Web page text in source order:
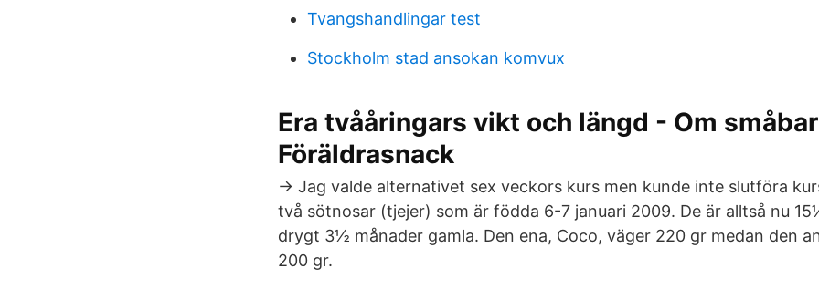
Tvangshandlingar test
Stockholm stad ansokan komvux
Era tvååringars vikt och längd - Om
Föräldrasnack
→ Jag valde alternativet sex veckors kurs men kunde inte slutföra
två sötnosar (tjejer) som är födda 6-7 januari 2009. De är alltså nu
drygt 3½ månader gamla. Den ena, Coco, väger 220 gr medan den
200 gr.